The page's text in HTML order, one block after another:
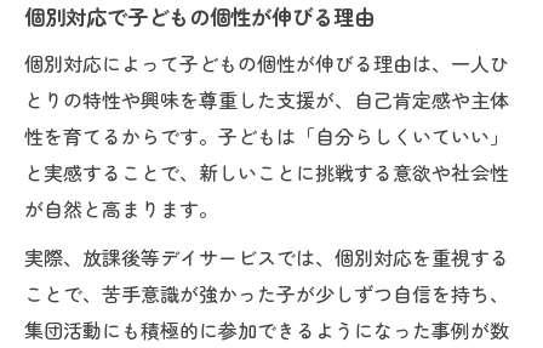
個別対応で子どもの個性が伸びる理由
個別対応によって子どもの個性が伸びる理由は、一人ひ
とりの特性や興味を尊重した支援が、自己肯定感や主体
性を育てるからです。子どもは「自分らしくいていい」
と実感することで、新しいことに挑戦する意欲や社会性
が自然と高まります。
実際、放課後等デイサービスでは、個別対応を重視する
ことで、苦手意識が強かった子が少しずつ自信を持ち、
集団活動にも積極的に参加できるようになった事例が数